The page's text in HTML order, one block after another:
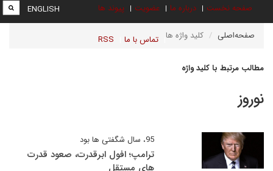
صفحه نخست درباره ما عضویت پیوند ها
تماس با ما RSS
ENGLISH
صفحه‌اصلی کلید واژه ها
مطالب مرتبط با کلید واژه
نوروز
95، سال شگفتی ها بود
ترامپ؛ افول ابرقدرت، صعود قدرت
های مستقل